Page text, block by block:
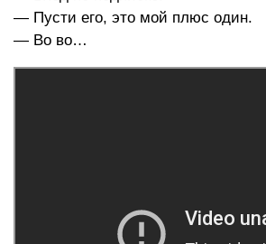
— Пусти его, это мой плюс один.
— Во во…